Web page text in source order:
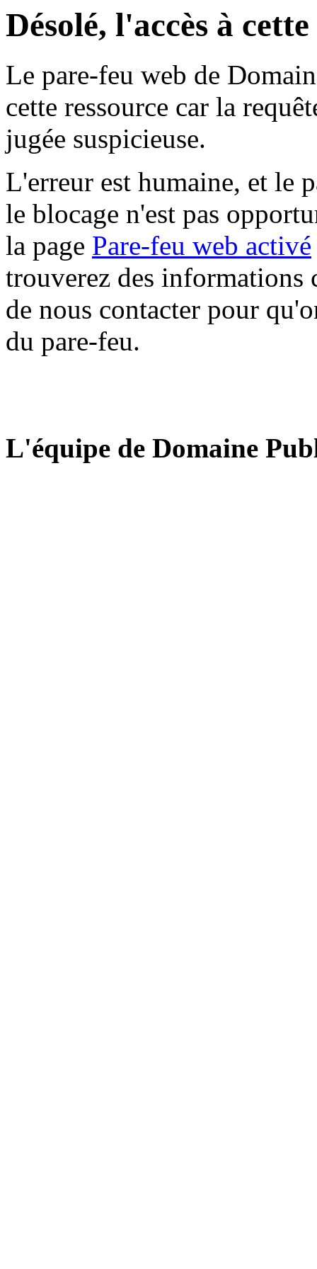
Désolé, l'accès à
Le pare-feu web de
cette ressource car la
jugée suspicieuse.
L'erreur est humaine, et le
le blocage n'est pas
la page Pare-feu web activé
trouverez des informations
de nous contacter pour
du pare-feu.
L'équipe de Domaine